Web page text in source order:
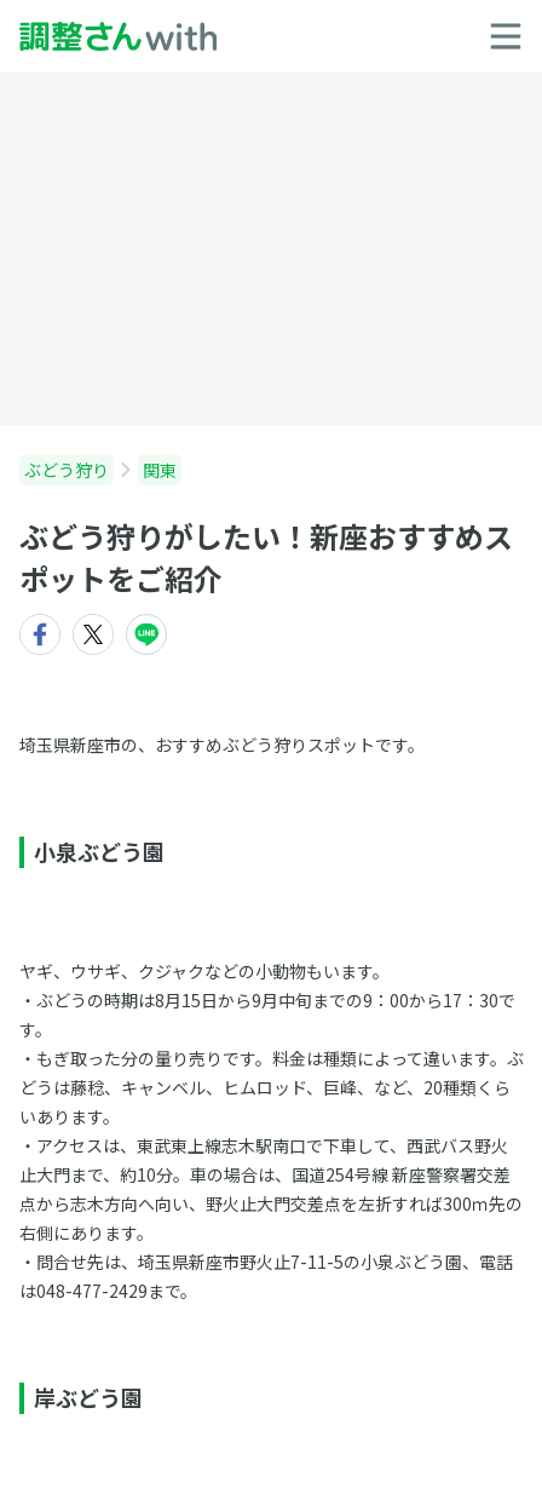
ぶどう狩り 関東
ぶどう狩りがしたい！新座おすすめス
ポットをご紹介
埼玉県新座市の、おすすめぶどう狩りスポットです。
小泉ぶどう園
ヤギ、ウサギ、クジャクなどの小動物もいます。
・ぶどうの時期は8月15日から9月中旬までの9：00から17：30で
す。
・もぎ取った分の量り売りです。料金は種類によって違います。ぶ
どうは藤稔、キャンベル、ヒムロッド、巨峰、など、20種類くら
いあります。
・アクセスは、東武東上線志木駅南口で下車して、西武バス野火
止大門まで、約10分。車の場合は、国道254号線 新座警察署交差
点から志木方向へ向い、野火止大門交差点を左折すれば300ｍ先の
右側にあります。
・問合せ先は、埼玉県新座市野火止7-11-5の小泉ぶどう園、電話
は048-477-2429まで。
岸ぶどう園